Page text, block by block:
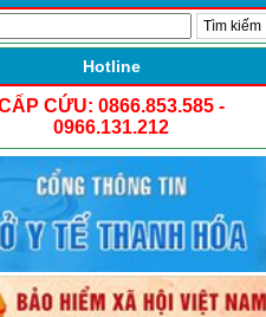
Hotline
CỨU: 0866.853.585 -
0966.131.212